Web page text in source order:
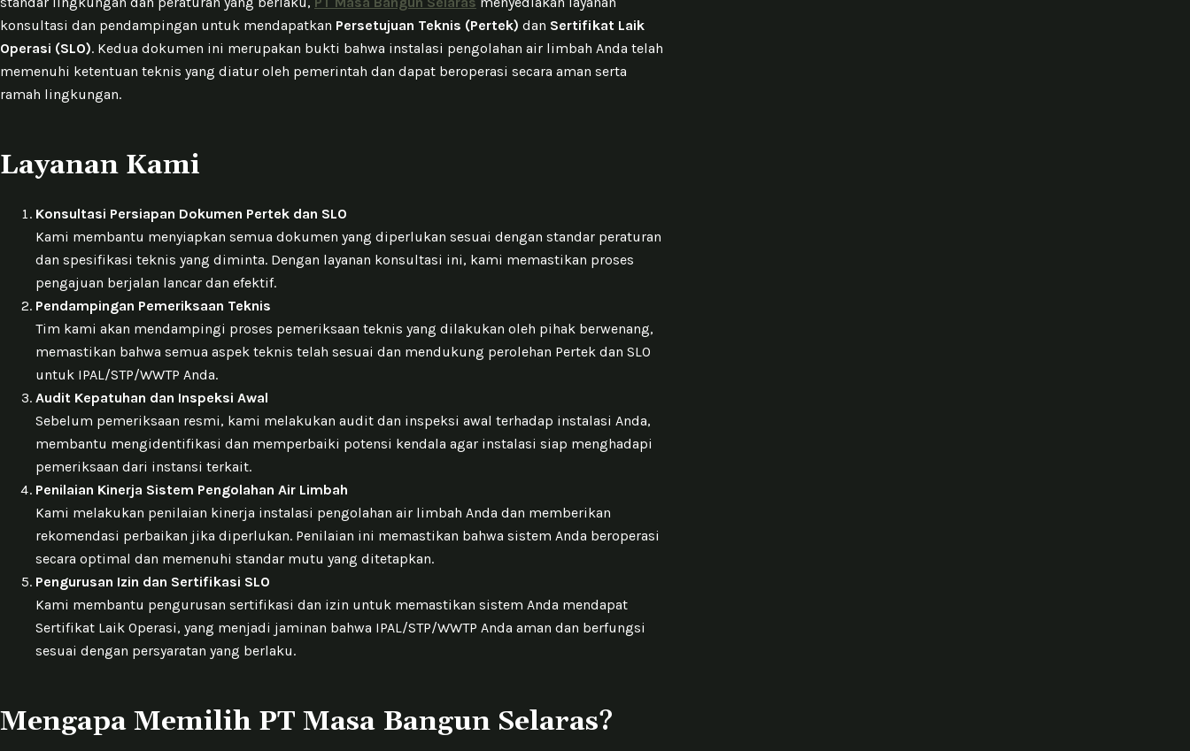
konsultasi dan pendampingan untuk mendapatkan Persetujuan Teknis (Pertek) dan Sertifikat Laik
Operasi (SLO). Kedua dokumen ini merupakan bukti bahwa instalasi pengolahan air limbah Anda telah
memenuhi ketentuan teknis yang diatur oleh pemerintah dan dapat beroperasi secara aman serta
ramah lingkungan.
Layanan Kami
Konsultasi Persiapan Dokumen Pertek dan SLO
Kami membantu menyiapkan semua dokumen yang diperlukan sesuai dengan standar peraturan
dan spesifikasi teknis yang diminta. Dengan layanan konsultasi ini, kami memastikan proses
pengajuan berjalan lancar dan efektif.
Pendampingan Pemeriksaan Teknis
Tim kami akan mendampingi proses pemeriksaan teknis yang dilakukan oleh pihak berwenang,
memastikan bahwa semua aspek teknis telah sesuai dan mendukung perolehan Pertek dan SLO
untuk IPAL/STP/WWTP Anda.
Audit Kepatuhan dan Inspeksi Awal
Sebelum pemeriksaan resmi, kami melakukan audit dan inspeksi awal terhadap instalasi Anda,
membantu mengidentifikasi dan memperbaiki potensi kendala agar instalasi siap menghadapi
pemeriksaan dari instansi terkait.
Penilaian Kinerja Sistem Pengolahan Air Limbah
Kami melakukan penilaian kinerja instalasi pengolahan air limbah Anda dan memberikan
rekomendasi perbaikan jika diperlukan. Penilaian ini memastikan bahwa sistem Anda beroperasi
secara optimal dan memenuhi standar mutu yang ditetapkan.
Pengurusan Izin dan Sertifikasi SLO
Kami membantu pengurusan sertifikasi dan izin untuk memastikan sistem Anda mendapat
Sertifikat Laik Operasi, yang menjadi jaminan bahwa IPAL/STP/WWTP Anda aman dan berfungsi
sesuai dengan persyaratan yang berlaku.
Mengapa Memilih PT Masa Bangun Selaras?